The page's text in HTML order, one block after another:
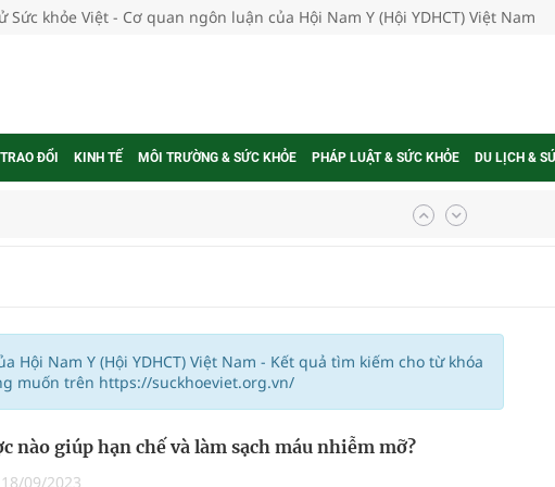
Sức khỏe Việt - Cơ quan ngôn luận của Hội Nam Y (Hội YDHCT) Việt Nam
ĐỔI KINH TẾ MÔI TRƯỜNG & SỨC KHỎE PHÁP LUẬT & SỨC KHỎE DU LỊCH &
quốc
mới của Việt Nam
Hội Nam Y (Hội YDHCT) Việt Nam - Kết quả tìm kiếm cho từ khóa
muốn trên https://suckhoeviet.org.vn/
nào giúp hạn chế và làm sạch máu nhiễm mỡ?
18/09/2023